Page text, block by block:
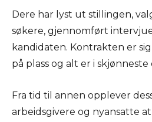
Dere har lyst ut stillingen,
søkere, gjennomført
kandidaten. Kontrakten er
på plass og alt er i
Fra tid til annen opplever
arbeidsgivere og nyansatte